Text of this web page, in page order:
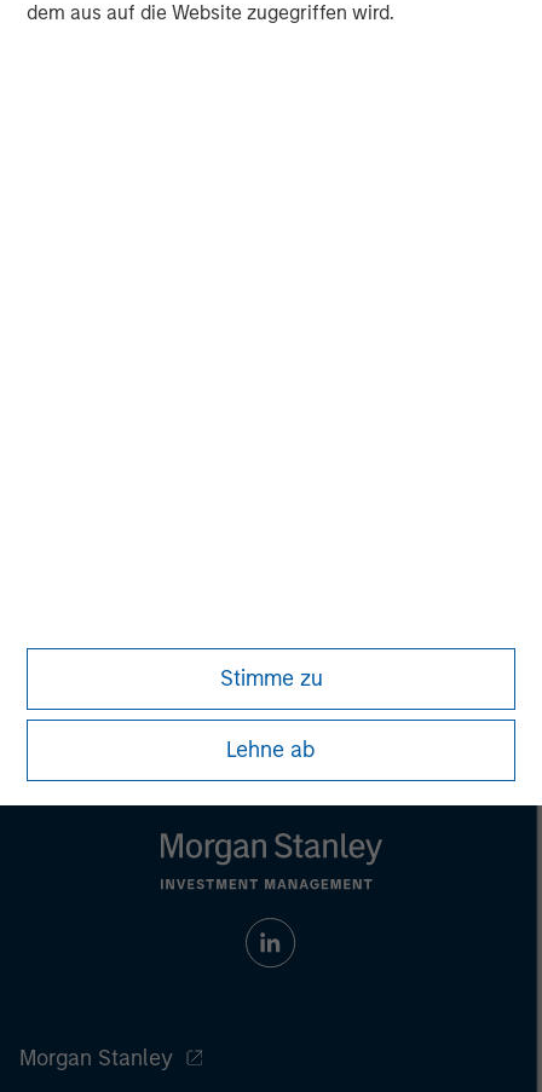
dem aus auf die Website zugegriffen wird.
Stimme zu
Lehne ab
North America Private Credit
Morgan Stanley